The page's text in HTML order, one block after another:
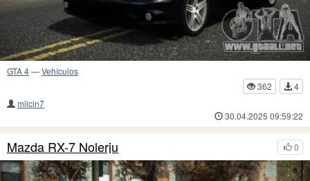
GTA 4—Vehículos
362
4
milcin7
30.04.2025 09:59:22
0
Mazda RX-7 Nolerju